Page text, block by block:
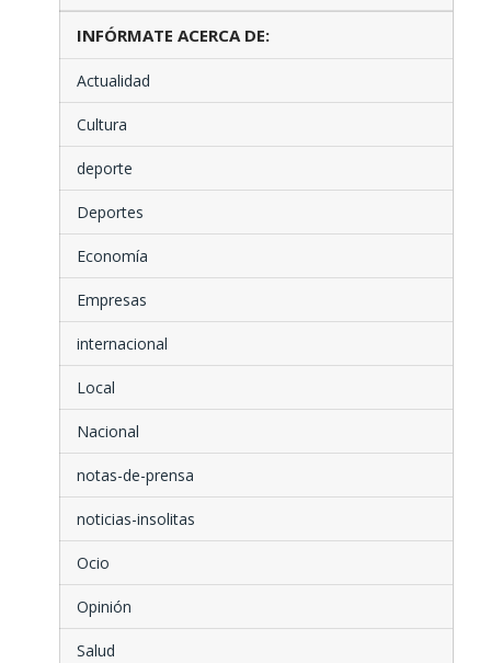
INFÓRMATE ACERCA DE:
Actualidad
Cultura
deporte
Deportes
Economía
Empresas
internacional
Local
Nacional
notas-de-prensa
noticias-insolitas
Ocio
Opinión
Salud